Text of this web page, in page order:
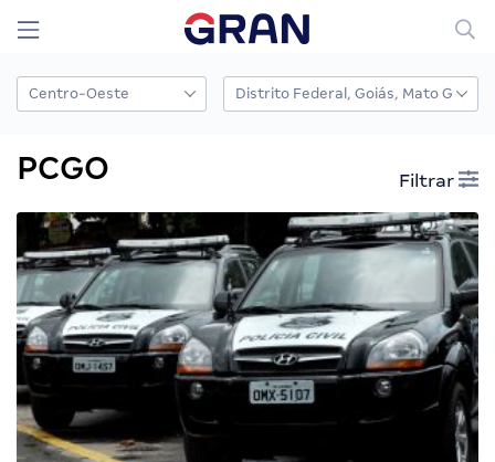
PCGO Filtrar